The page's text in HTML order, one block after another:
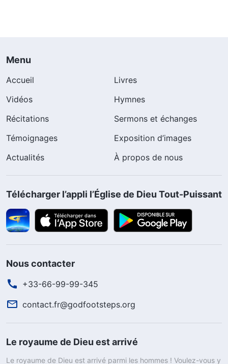
Menu
Accueil
Livres
Vidéos
Hymnes
Récitations
Sermons et échanges
Témoignages
Exposition d’images
Actualités
À propos de nous
Télécharger l’appli l’Église de Dieu Tout-Puissant
Nous contacter
+33-66-99-99-345
contact.fr@godfootsteps.org
Le royaume de Dieu est arrivé
Le royaume de Dieu est arrivé parmi les hommes ! Voulez-vous y